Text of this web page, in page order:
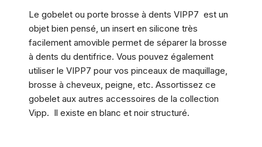
Le gobelet ou porte brosse à dents VIPP7 est un
objet bien pensé, un insert en silicone très
facilement amovible permet de séparer la brosse
à dents du dentifrice. Vous pouvez également
utiliser le VIPP7 pour vos pinceaux de maquillage,
brosse à cheveux, peigne, etc. Assortissez ce
gobelet aux autres accessoires de la collection
Vipp. Il existe en blanc et noir structuré.